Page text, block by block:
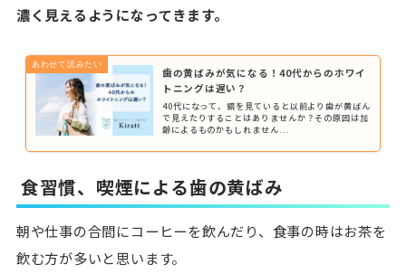
濃く見えるようになってきます。
歯の黄ばみが気になる！40代からのホワイ
トニングは遅い？
40代になって、鏡を見ていると以前より歯が黄ばん
で見えたりすることはありませんか？その原因は加
齢によるものかもしれません...
食習慣、喫煙による歯の黄ばみ
朝や仕事の合間にコーヒーを飲んだり、食事の時はお茶を
飲む方が多いと思います。